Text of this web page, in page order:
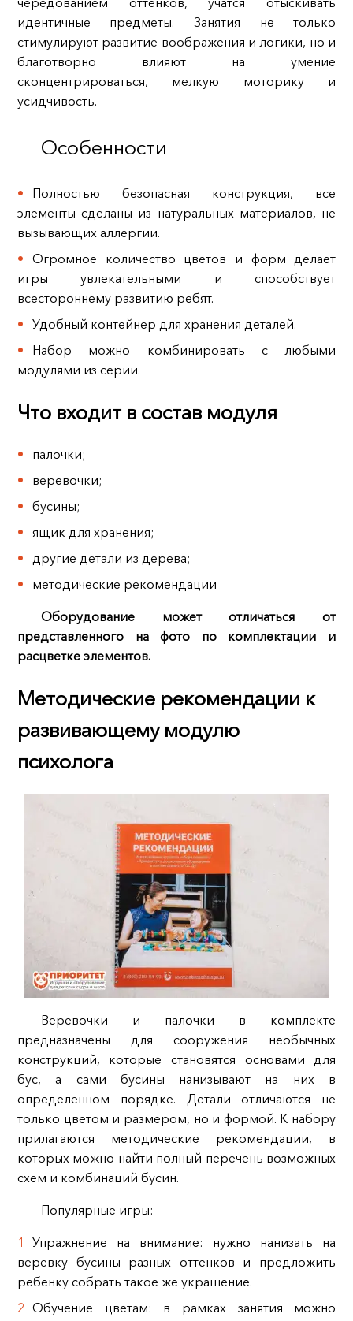
идентичные предметы. Занятия не только
стимулируют развитие воображения и логики, но и
благотворно влияют на умение
сконцентрироваться, мелкую моторику и
усидчивость.
Особенности
Полностью безопасная конструкция, все
элементы сделаны из натуральных материалов, не
вызывающих аллергии.
Огромное количество цветов и форм делает
игры увлекательными и способствует
всестороннему развитию ребят.
Удобный контейнер для хранения деталей.
Набор можно комбинировать с любыми
модулями из серии.
Что входит в состав модуля
палочки;
веревочки;
бусины;
ящик для хранения;
другие детали из дерева;
методические рекомендации
Оборудование может отличаться от
представленного на фото по комплектации и
расцветке элементов.
Методические рекомендации к
развивающему модулю
психолога
Веревочки и палочки в комплекте
предназначены для сооружения необычных
конструкций, которые становятся основами для
бус, а сами бусины нанизывают на них в
определенном порядке. Детали отличаются не
только цветом и размером, но и формой. К набору
прилагаются методические рекомендации, в
которых можно найти полный перечень возможных
схем и комбинаций бусин.
Популярные игры:
Упражнение на внимание: нужно нанизать на
веревку бусины разных оттенков и предложить
ребенку собрать такое же украшение.
Обучение цветам: в рамках занятия можно